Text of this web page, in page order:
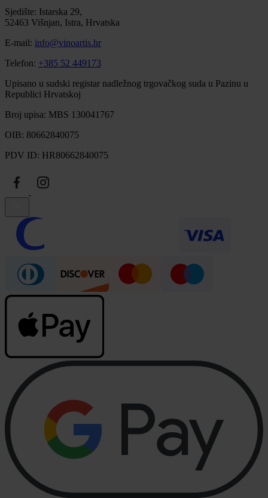
Sjedište: Istarska 29,
52463 Višnjan, Istra, Hrvatska
E-mail: info@vinoartis.hr
Telefon: +385 52 449173
Upisano u sudski registar nadležnog trgovačkog suda u Pazinu u
Republici Hrvatskoj
Broj upisa: MBS 130041767
OIB: 80662840075
PDV ID: HR80662840075